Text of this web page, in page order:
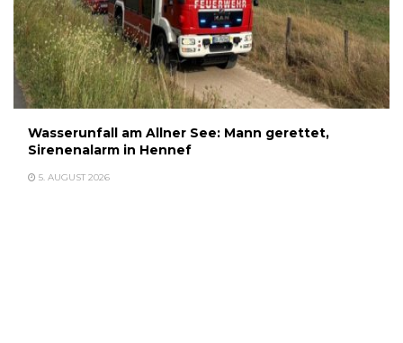
Wasserunfall am Allner See: Mann gerettet,
Sirenenalarm in Hennef
5. AUGUST 2026